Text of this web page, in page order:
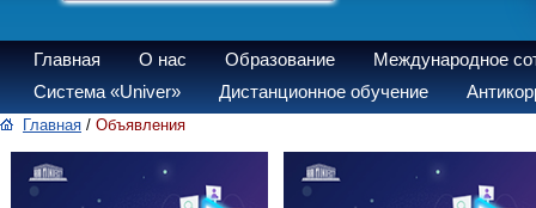
Главная О нас Образование
Международное
Система «Univer»
Дистанционное обучение
Главная / Объявления